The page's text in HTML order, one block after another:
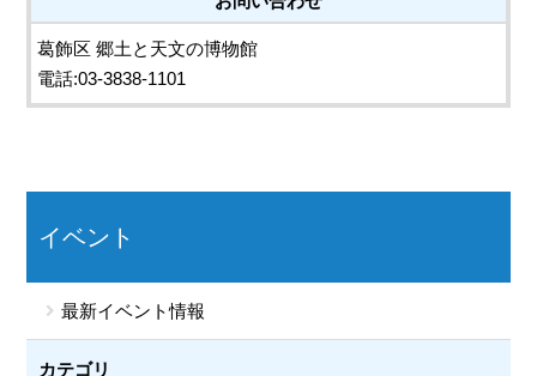
イベント
最新イベント情報
カテゴリ
葛飾区 郷土と天文の博物館
電話:03-3838-1101